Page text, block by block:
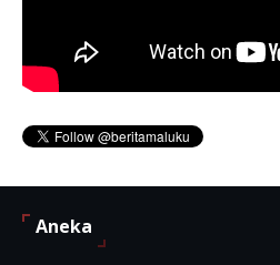
Aneka